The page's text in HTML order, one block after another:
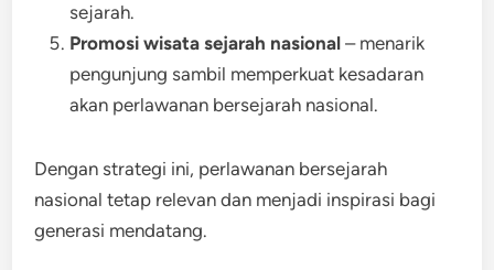
sejarah.
Promosi wisata sejarah nasional – menarik
pengunjung sambil memperkuat kesadaran
akan perlawanan bersejarah nasional.
Dengan strategi ini, perlawanan bersejarah
nasional tetap relevan dan menjadi inspirasi bagi
generasi mendatang.